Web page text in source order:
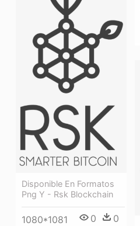
Disponible En Formatos
Png Y - Rsk Blockchain
1080*1081 0 0